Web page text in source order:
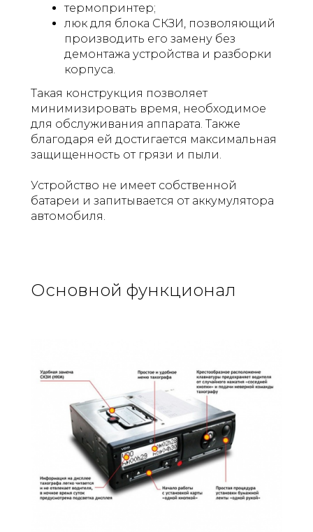
термопринтер;
люк для блока СКЗИ, позволяющий
производить его замену без
демонтажа устройства и разборки
корпуса.
Такая конструкция позволяет
минимизировать время, необходимое
для обслуживания аппарата. Также
благодаря ей достигается максимальная
защищенность от грязи и пыли.
Устройство не имеет собственной
батареи и запитывается от аккумулятора
автомобиля.
Основной функционал